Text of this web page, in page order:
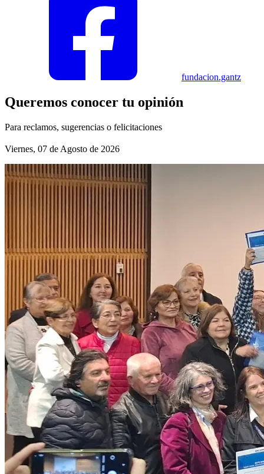
fundacion.gantz
Queremos conocer tu opinión
Para reclamos, sugerencias o felicitaciones
Viernes, 07 de Agosto de 2026